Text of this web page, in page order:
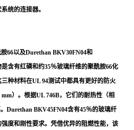
统的连接器。
66以及Durethan BKV30FN04和
含有红磷和约35％玻璃纤维的聚酰胺66化
种材料在UL 94测试中都具有更好的防火
）。根据UL 746B，它们的耐热性（相
Durethan BKV45FN04含有45％的玻璃纤
度和刚性要求。凭借优异的阻燃性能，该